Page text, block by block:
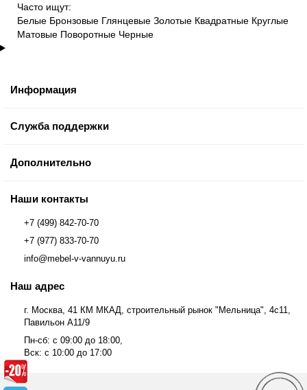
Часто ищут:
Белые Бронзовые Глянцевые Золотые Квадратные Круглые
Матовые Поворотные Черные
Информация
Служба поддержки
Дополнительно
Наши контакты
+7 (499) 842-70-70
+7 (977) 833-70-70
info@mebel-v-vannuyu.ru
Наш адрес
г. Москва, 41 КМ МКАД, строительный рынок "Мельница", 4с11,
Павильон А11/9
Пн-сб: с 09:00 до 18:00,
Вск: с 10:00 до 17:00